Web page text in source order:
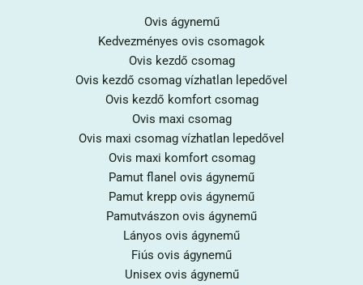
Ovis ágynemű
Kedvezményes ovis csomagok
Ovis kezdő csomag
Ovis kezdő csomag vízhatlan lepedővel
Ovis kezdő komfort csomag
Ovis maxi csomag
Ovis maxi csomag vízhatlan lepedővel
Ovis maxi komfort csomag
Pamut flanel ovis ágynemű
Pamut krepp ovis ágynemű
Pamutvászon ovis ágynemű
Lányos ovis ágynemű
Fiús ovis ágynemű
Unisex ovis ágynemű